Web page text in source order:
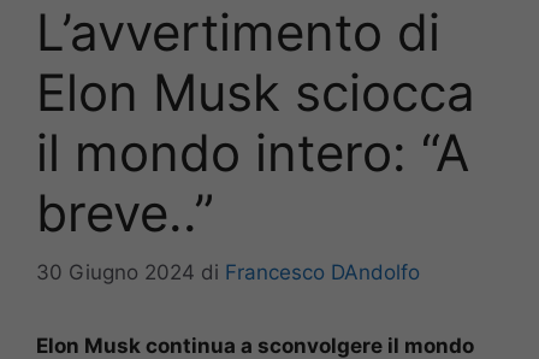
L’avvertimento di
Elon Musk sciocca
il mondo intero: “A
breve..”
30 Giugno 2024 di Francesco DAndolfo
Elon Musk continua a sconvolgere il mondo